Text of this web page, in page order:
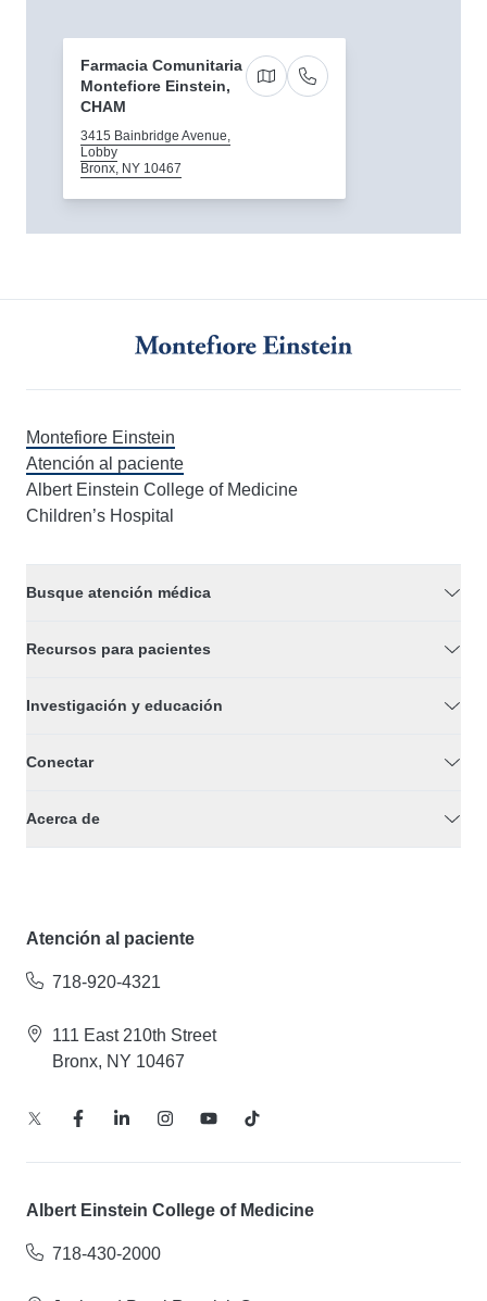
Farmacia Comunitaria
Montefiore Einstein,
CHAM
3415 Bainbridge Avenue,
Lobby
Bronx, NY 10467
Get directions to 3415
Llámenos
Montefiore Einstein
Atención al paciente
Albert Einstein College of Medicine
Children’s Hospital
Busque atención médica
Recursos para pacientes
Investigación y educación
Conectar
Acerca de
Atención al paciente
718-920-4321
111 East 210th Street
Bronx, NY 10467
Albert Einstein College of Medicine
718-430-2000